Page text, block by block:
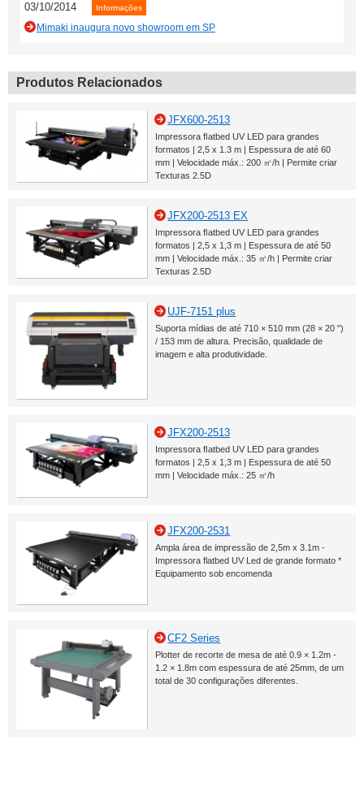
03/10/2014 Informações
Mimaki inaugura novo showroom em SP
Produtos Relacionados
JFX600-2513
Impressora ﬂatbed UV LED para grandes
formatos | 2,5 x 1.3 m | Espessura de até 60
mm | Velocidade máx.: 200 ㎡/h | Permite criar
Texturas 2.5D
JFX200-2513 EX
Impressora ﬂatbed UV LED para grandes
formatos | 2,5 x 1,3 m | Espessura de até 50
mm | Velocidade máx.: 35 ㎡/h | Permite criar
Texturas 2.5D
UJF-7151 plus
Suporta mídias de até 710 × 510 mm (28 × 20 ")
/ 153 mm de altura. Precisão, qualidade de
imagem e alta produtividade.
JFX200-2513
Impressora ﬂatbed UV LED para grandes
formatos | 2,5 x 1,3 m | Espessura de até 50
mm | Velocidade máx.: 25 ㎡/h
JFX200-2531
Ampla área de impressão de 2,5m x 3.1m -
Impressora flatbed UV Led de grande formato *
Equipamento sob encomenda
CF2 Series
Plotter de recorte de mesa de até 0.9 × 1.2m -
1.2 × 1.8m com espessura de até 25mm, de um
total de 30 configurações diferentes.